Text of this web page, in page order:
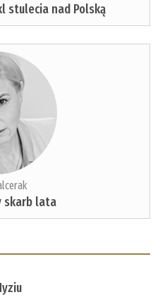
stulecia nad Polską
skarb lata